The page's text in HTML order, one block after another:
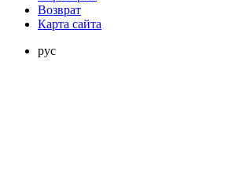
Возврат
Карта сайта
рус